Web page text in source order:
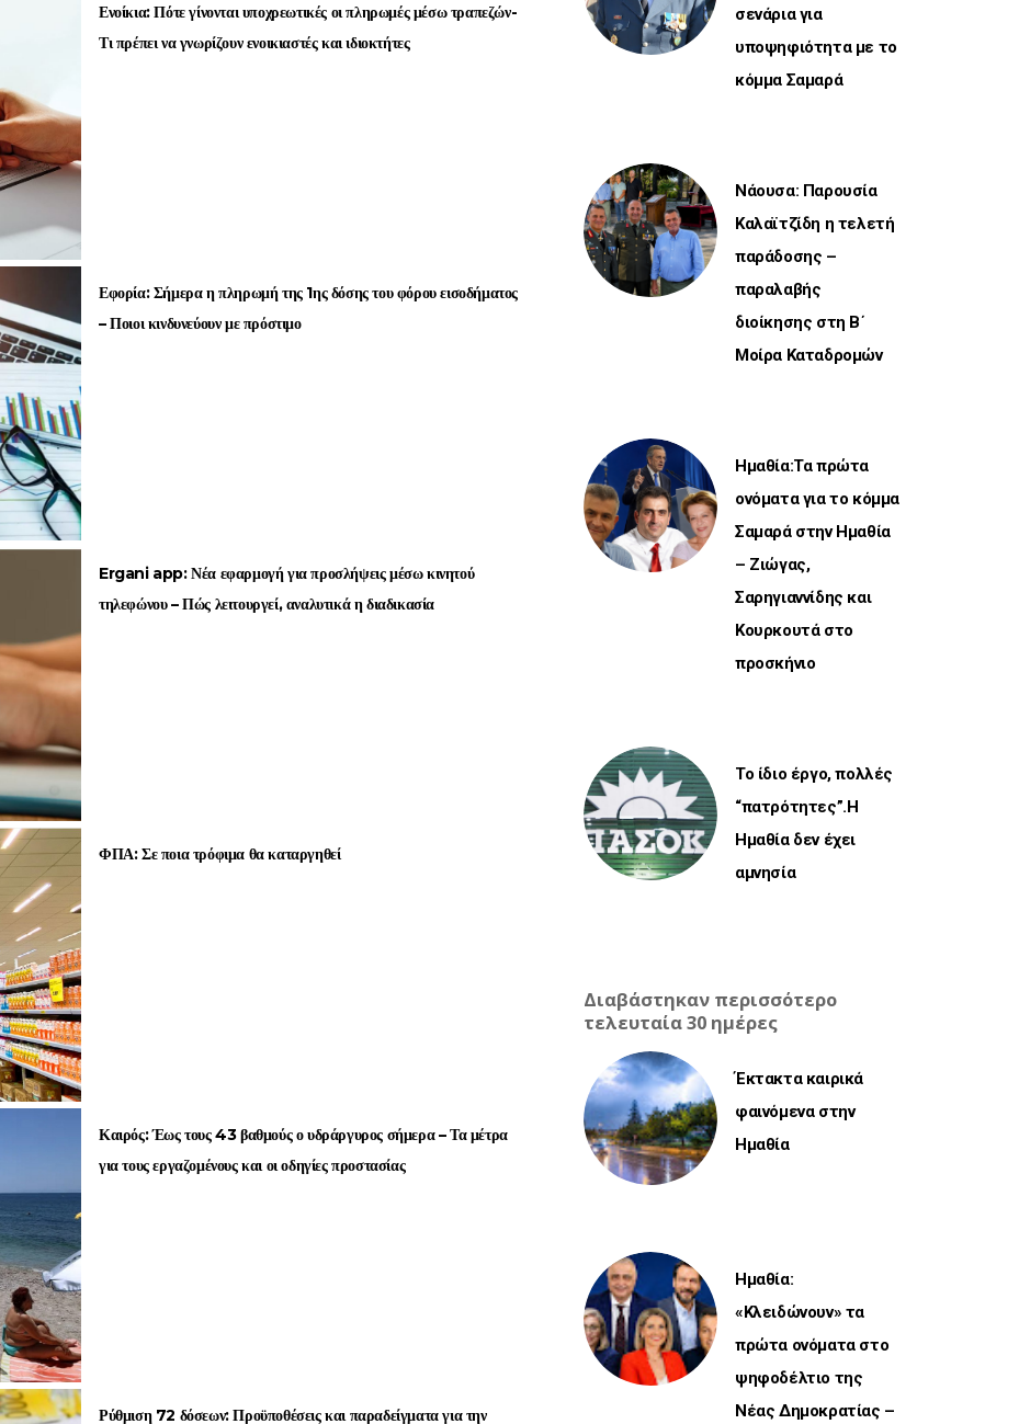
Ενοίκια: Πότε γίνονται υποχρεωτικές οι πληρωμές μέσω τραπεζών-
Τι πρέπει να γνωρίζουν ενοικιαστές και ιδιοκτήτες
Εφορία: Σήμερα η πληρωμή της 1ης δόσης του φόρου εισοδήματος
– Ποιοι κινδυνεύουν με πρόστιμο
Ergani app: Νέα εφαρμογή για προσλήψεις μέσω κινητού
τηλεφώνου – Πώς λειτουργεί, αναλυτικά η διαδικασία
ΦΠΑ: Σε ποια τρόφιμα θα καταργηθεί
Καιρός: Έως τους 43 βαθμούς ο υδράργυρος σήμερα – Τα μέτρα
για τους εργαζομένους και οι οδηγίες προστασίας
Ρύθμιση 72 δόσεων: Προϋποθέσεις και παραδείγματα για την
σενάρια για
υποψηφιότητα με το
κόμμα Σαμαρά
Νάουσα: Παρουσία
Καλαϊτζίδη η τελετή
παράδοσης –
παραλαβής
διοίκησης στη Β΄
Μοίρα Καταδρομών
Ημαθία:Τα πρώτα
ονόματα για το κόμμα
Σαμαρά στην Ημαθία
– Ζιώγας,
Σαρηγιαννίδης και
Κουρκουτά στο
προσκήνιο
Το ίδιο έργο, πολλές
“πατρότητες”.Η
Ημαθία δεν έχει
αμνησία
Διαβάστηκαν περισσότερο
τελευταία 30 ημέρες
Έκτακτα καιρικά
φαινόμενα στην
Ημαθία
Ημαθία:
«Κλειδώνουν» τα
πρώτα ονόματα στο
ψηφοδέλτιο της
Νέας Δημοκρατίας –